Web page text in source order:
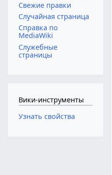
Свежие правки
Случайная страница
Справка по
MediaWiki
Служебные
страницы
Вики-инструменты
Узнать свойства